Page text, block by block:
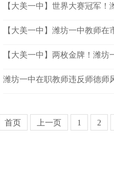
【大美一中】世界大赛冠军
【大美一中】潍坊一中教师
【大美一中】两枚金牌！潍
潍坊一中在职教师违反师德师
首页 上一页 1 2